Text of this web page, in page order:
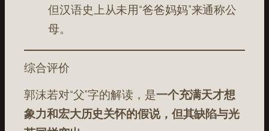
但汉语史上从未用“爸爸妈妈”来通称公
母。
综合评价
郭沫若对“父”字的解读，是一个充满天才想
象力和宏大历史关怀的假说，但其缺陷与光